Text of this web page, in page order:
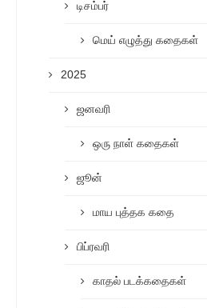
டிசம்பர்
மெய் எழுத்து கதைகள்
2025
ஜனவரி
ஒரு நாள் கதைகள்
ஜூன்
மாய புத்தக கதை
பிப்ரவரி
காதல் படக்கதைகள்